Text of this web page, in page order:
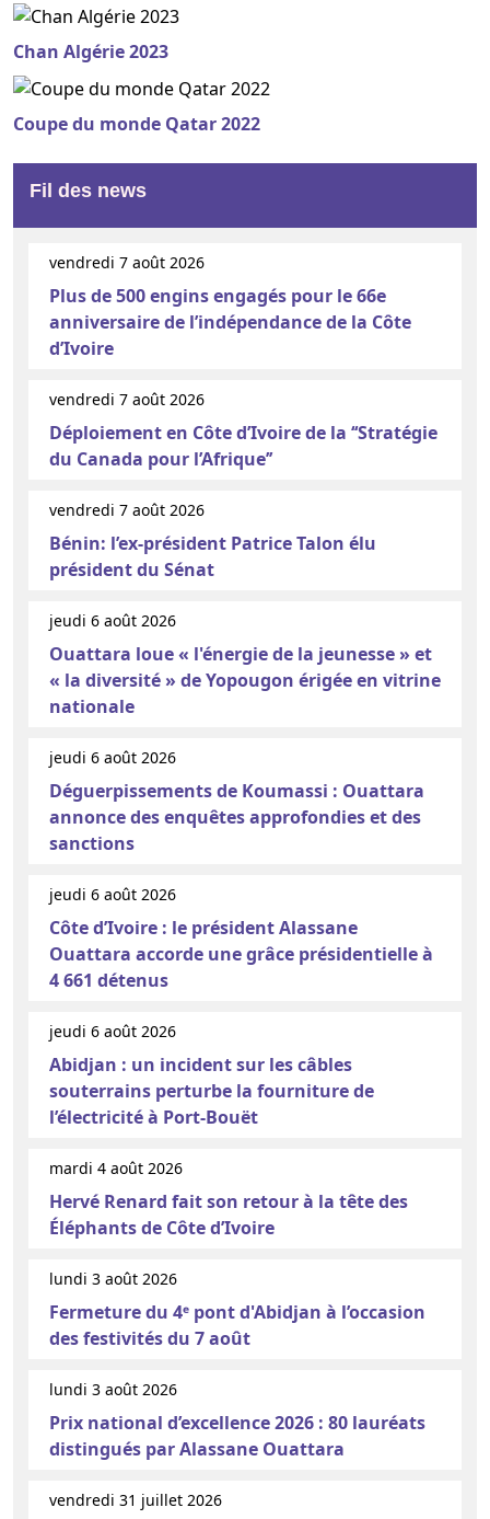
Chan Algérie 2023
Coupe du monde Qatar 2022
Fil des news
vendredi 7 août 2026
Plus de 500 engins engagés pour le 66e
anniversaire de l’indépendance de la Côte
d’Ivoire
vendredi 7 août 2026
Déploiement en Côte d’Ivoire de la ‘‘Stratégie
du Canada pour l’Afrique’’
vendredi 7 août 2026
Bénin: l’ex-président Patrice Talon élu
président du Sénat
jeudi 6 août 2026
Ouattara loue « l'énergie de la jeunesse » et
« la diversité » de Yopougon érigée en vitrine
nationale
jeudi 6 août 2026
Déguerpissements de Koumassi : Ouattara
annonce des enquêtes approfondies et des
sanctions
jeudi 6 août 2026
Côte d’Ivoire : le président Alassane
Ouattara accorde une grâce présidentielle à
4 661 détenus
jeudi 6 août 2026
Abidjan : un incident sur les câbles
souterrains perturbe la fourniture de
l’électricité à Port-Bouët
mardi 4 août 2026
Hervé Renard fait son retour à la tête des
Éléphants de Côte d’Ivoire
lundi 3 août 2026
Fermeture du 4ᵉ pont d'Abidjan à l’occasion
des festivités du 7 août
lundi 3 août 2026
Prix national d’excellence 2026 : 80 lauréats
distingués par Alassane Ouattara
vendredi 31 juillet 2026